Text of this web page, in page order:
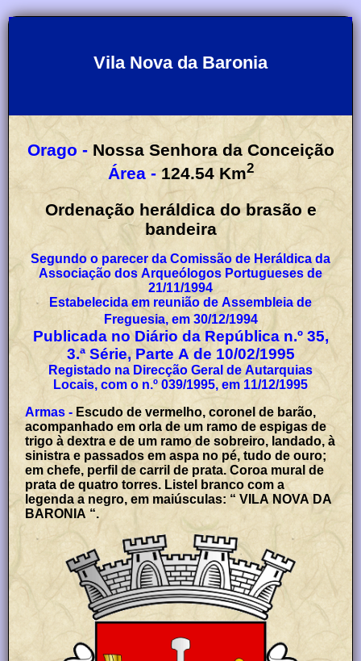
Vila Nova da Baronia
Orago - Nossa Senhora da Conceição
Área - 124.54 Km2
Ordenação heráldica do brasão e
bandeira
Segundo o parecer da Comissão de Heráldica da
Associação dos Arqueólogos Portugueses de
21/11/1994
Estabelecida em reunião de Assembleia de
Freguesia, em 30/12/1994
Publicada no Diário da República n.º 35,
3.ª Série, Parte A de 10/02/1995
Registado na Direcção Geral de Autarquias
Locais, com o n.º 039/1995, em 11/12/1995
Armas - Escudo de vermelho, coronel de barão,
acompanhado em orla de um ramo de espigas de
trigo à dextra e de um ramo de sobreiro, landado, à
sinistra e passados em aspa no pé, tudo de ouro;
em chefe, perfil de carril de prata. Coroa mural de
prata de quatro torres. Listel branco com a
legenda a negro, em maiúsculas: “ VILA NOVA DA
BARONIA “.